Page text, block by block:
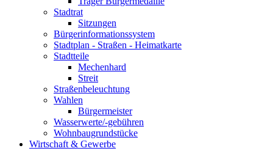
Stadtrat
Sitzungen
Bürgerinformationssystem
Stadtplan - Straßen - Heimatkarte
Stadtteile
Mechenhard
Streit
Straßenbeleuchtung
Wahlen
Bürgermeister
Wasserwerte/-gebühren
Wohnbaugrundstücke
Wirtschaft & Gewerbe